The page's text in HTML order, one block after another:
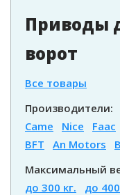
Приводы
ворот
Все товары
Производители:
Came
Nice Faac
BFT
An Motors
Максимальный
до 300 кг.
до